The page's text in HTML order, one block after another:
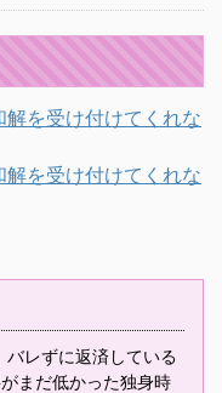
を受け付けてくれな
を受け付けてくれな
バレずに返済している
まだ低かった独身時